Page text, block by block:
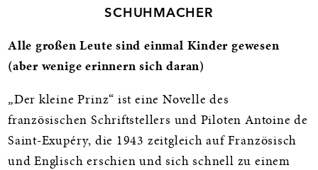
SCHUHMACHER
Alle großen Leute sind einmal Kinder gewesen
(aber wenige erinnern sich daran)
„Der kleine Prinz“ ist eine Novelle des
französischen Schriftstellers und Piloten Antoine de
Saint-Exupéry, die 1943 zeitgleich auf Französisch
und Englisch erschien und sich schnell zu einem